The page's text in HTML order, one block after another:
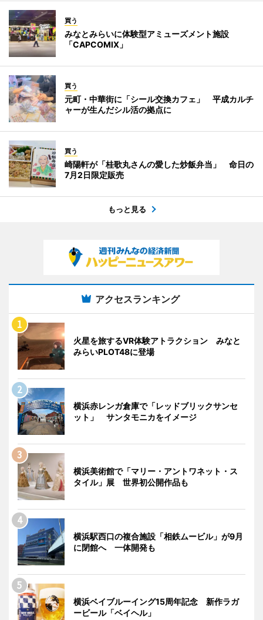
買う
みなとみらいに体験型アミューズメント施設
「CAPCOMIX」
買う
元町・中華街に「シール交換カフェ」 平成カルチ
ャーが生んだシル活の拠点に
買う
崎陽軒が「桂歌丸さんの愛した炒飯弁当」 命日の
7月2日限定販売
もっと見る
アクセスランキング
火星を旅するVR体験アトラクション みなと
みらいPLOT48に登場
横浜赤レンガ倉庫で「レッドブリックサンセ
ット」 サンタモニカをイメージ
横浜美術館で「マリー・アントワネット・ス
タイル」展 世界初公開作品も
横浜駅西口の複合施設「相鉄ムービル」が9月
に閉館へ 一体開発も
横浜ベイブルーイング15周年記念 新作ラガ
ービール「ベイヘル」